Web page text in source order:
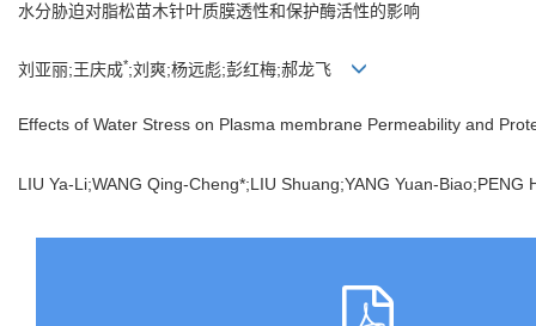
水分胁迫对脂松苗木针叶质膜透性和保护酶活性的影响
刘亚丽;王庆成*;刘爽;杨远彪;彭红梅;郝龙飞
Effects of Water Stress on Plasma membrane Permeability and
LIU Ya-Li;WANG Qing-Cheng*;LIU Shuang;YANG Yuan-